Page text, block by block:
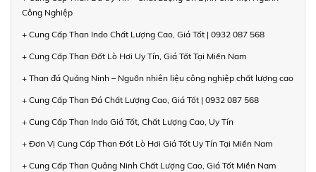
Công Nghiệp
+ Cung Cấp Than Indo Chất Lượng Cao, Giá Tốt | 0932 087 568
+ Cung Cấp Than Đốt Lò Hơi Uy Tín, Giá Tốt Tại Miền Nam
+ Than đá Quảng Ninh – Nguồn nhiên liệu công nghiệp chất lượng cao
+ Cung Cấp Than Đá Chất Lượng Cao, Giá Tốt | 0932 087 568
+ Cung Cấp Than Indo Giá Tốt, Chất Lượng Cao, Uy Tín
+ Đơn Vị Cung Cấp Than Đốt Lò Hơi Giá Tốt Uy Tín Tại Miền Nam
+ Cung Cấp Than Quảng Ninh Chất Lượng Cao, Giá Tốt Miền Nam